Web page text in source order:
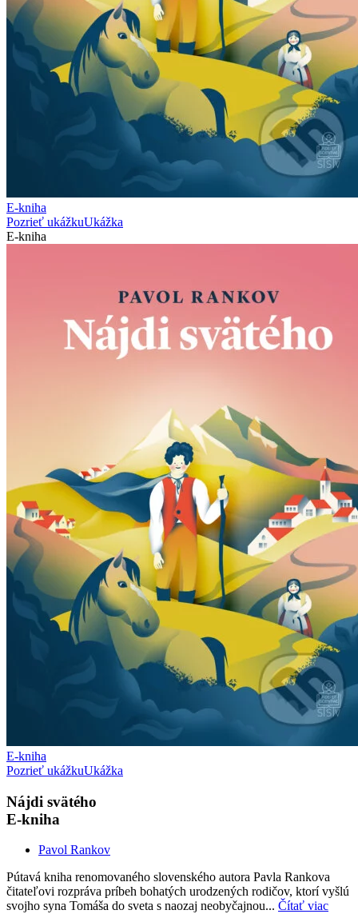
E-kniha
Pozrieť ukážkuUkážka
E-kniha
E-kniha
Pozrieť ukážkuUkážka
Nájdi svätého
E-kniha
Pavol Rankov
Pútavá kniha renomovaného slovenského autora Pavla Rankova
čitateľovi rozpráva príbeh bohatých urodzených rodičov, ktorí vyšlú
svojho syna Tomáša do sveta s naozaj neobyčajnou... Čítať viac